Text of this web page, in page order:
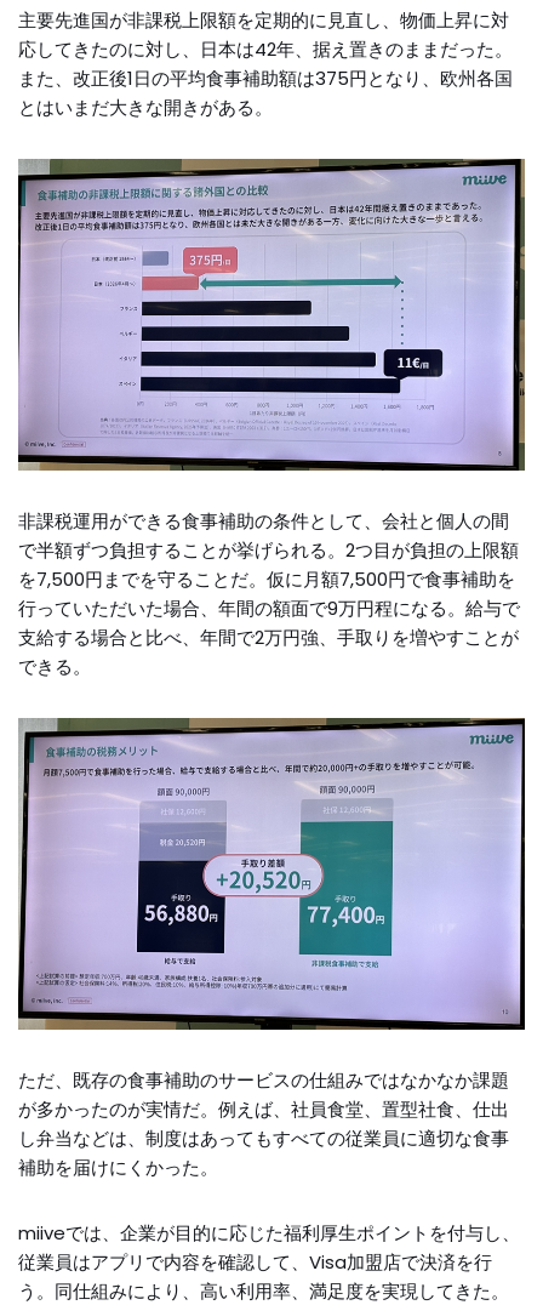
主要先進国が非課税上限額を定期的に見直し、物価上昇に対
応してきたのに対し、日本は42年、据え置きのままだった。
また、改正後1日の平均食事補助額は375円となり、欧州各国
とはいまだ大きな開きがある。
非課税運用ができる食事補助の条件として、会社と個人の間
で半額ずつ負担することが挙げられる。2つ目が負担の上限額
を7,500円までを守ることだ。仮に月額7,500円で食事補助を
行っていただいた場合、年間の額面で9万円程になる。給与で
支給する場合と比べ、年間で2万円強、手取りを増やすことが
できる。
ただ、既存の食事補助のサービスの仕組みではなかなか課題
が多かったのが実情だ。例えば、社員食堂、置型社食、仕出
し弁当などは、制度はあってもすべての従業員に適切な食事
補助を届けにくかった。
miiveでは、企業が目的に応じた福利厚生ポイントを付与し、
従業員はアプリで内容を確認して、Visa加盟店で決済を行
う。同仕組みにより、高い利用率、満足度を実現してきた。